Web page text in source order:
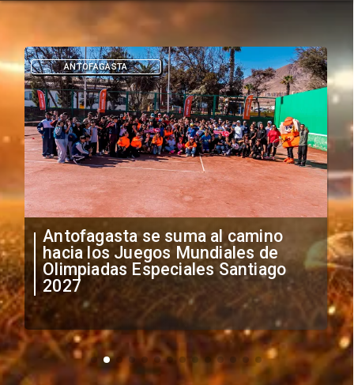
"Falta de profesionalismo": Sifup
anuncia medidas por situación
irregular de futbolistas
extranjeros
DEPORTES